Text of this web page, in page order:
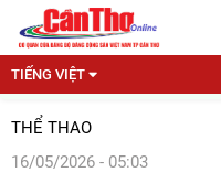
TIẾNG VIỆT
THỂ THAO
16/05/2026 - 05:03